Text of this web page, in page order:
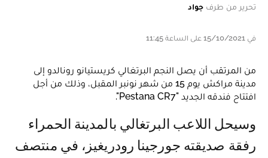
تحرير من طرف جواد
في 15/10/2021 على الساعة 11:45
من المرتقب أن يصل النجم البرتغالي كريستيانو رونالدو إلى
مدينة مراكش يوم 15 من شهر نونبر المقبل، وذلك من أجل
افتتاح فندقه الجديد "Pestana CR7".
وسيحل اللاعب البرتغالي بالمدينة الحمراء
رفقة صديقته جورجينا رودريغيز، في منتصف